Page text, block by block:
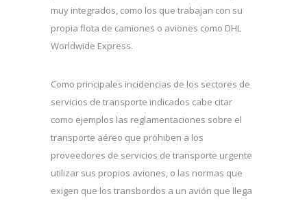
muy integrados, como los que trabajan con su
propia flota de camiones o aviones como DHL
Worldwide Express.
Como principales incidencias de los sectores de
servicios de transporte indicados cabe citar
como ejemplos las reglamentaciones sobre el
transporte aéreo que prohiben a los
proveedores de servicios de transporte urgente
utilizar sus propios aviones, o las normas que
exigen que los transbordos a un avión que llega